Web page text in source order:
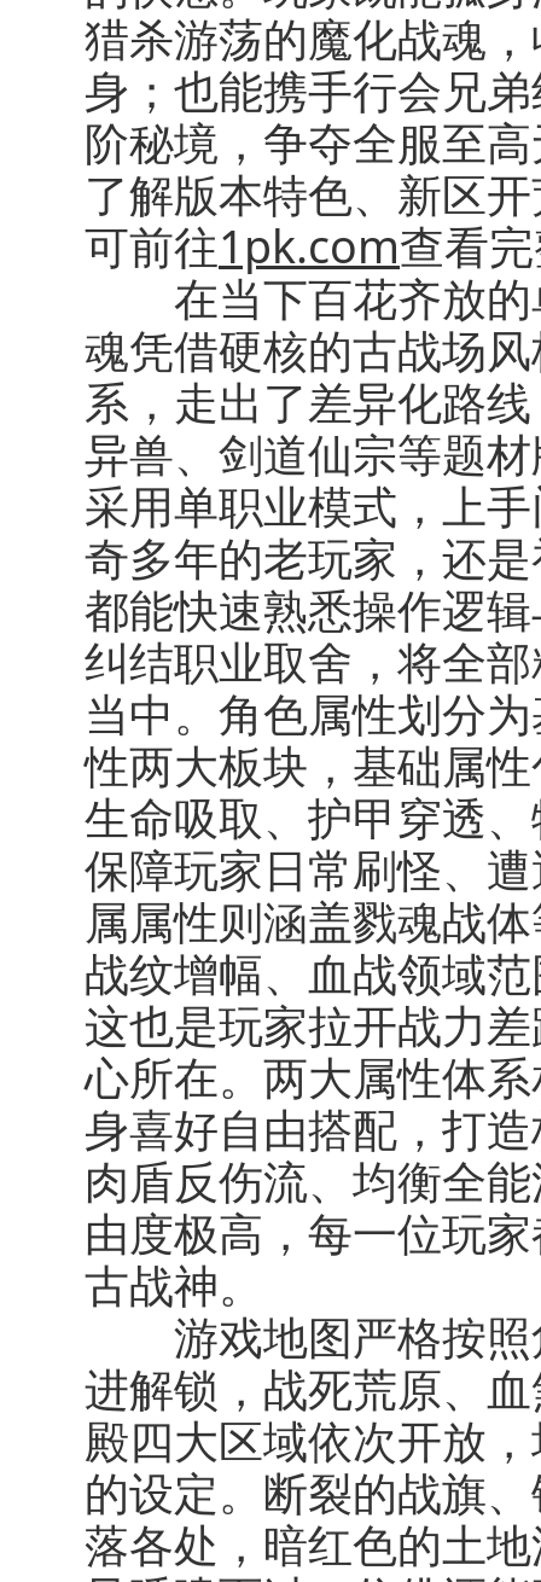
猎杀游荡的魔化战魂
身；也能携手行会兄
阶秘境，争夺全服至
了解版本特色、新区
可前往1pk.com查看
在当下百花齐放的
魂凭借硬核的古战场
系，走出了差异化路
异兽、剑道仙宗等题
采用单职业模式，上
奇多年的老玩家，还
都能快速熟悉操作逻
纠结职业取舍，将全
当中。角色属性划分
性两大板块，基础属
生命吸取、护甲穿透
保障玩家日常刷怪、
属属性则涵盖戮魂战
战纹增幅、血战领域
这也是玩家拉开战力
心所在。两大属性体
身喜好自由搭配，打
肉盾反伤流、均衡全
由度极高，每一位玩
古战神。
游戏地图严格按照
进解锁，战死荒原、
殿四大区域依次开放
的设定。断裂的战旗
落各处，暗红色的土